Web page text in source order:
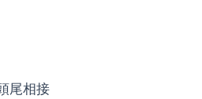
尾相接